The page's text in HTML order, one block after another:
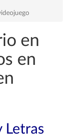
en
en
Letras